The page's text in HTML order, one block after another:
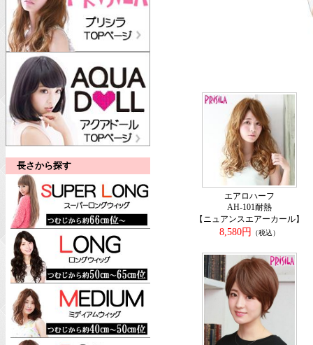
長さから探す
エアロハーフ
AH-101耐熱
【ニュアンスエアーカール】
8,580円
（税込）